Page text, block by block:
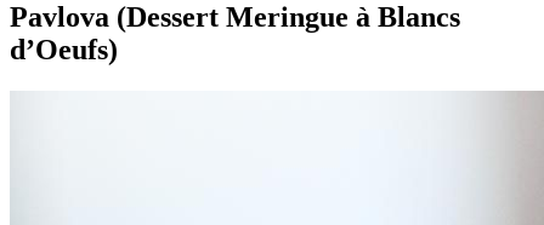
Pavlova (Dessert Meringue à Blancs
d’Oeufs)